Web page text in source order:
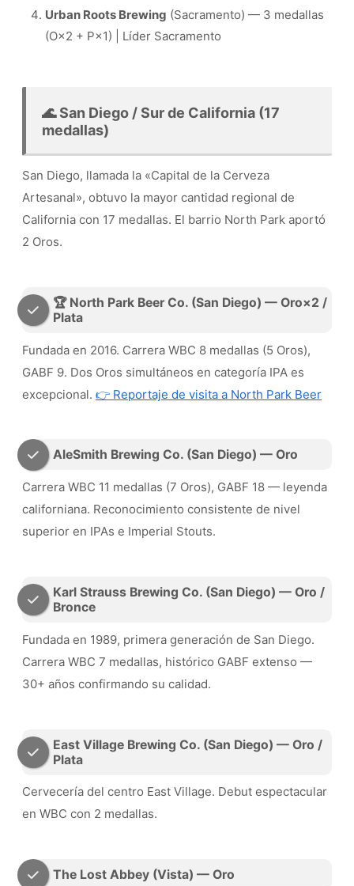
Urban Roots Brewing (Sacramento) — 3 medallas
(O×2 + P×1) | Líder Sacramento
🌊 San Diego / Sur de California (17
medallas)
San Diego, llamada la «Capital de la Cerveza
Artesanal», obtuvo la mayor cantidad regional de
California con 17 medallas. El barrio North Park aportó
2 Oros.
🏆 North Park Beer Co. (San Diego) — Oro×2 /
Plata
Fundada en 2016. Carrera WBC 8 medallas (5 Oros),
GABF 9. Dos Oros simultáneos en categoría IPA es
excepcional. 👉 Reportaje de visita a North Park Beer
AleSmith Brewing Co. (San Diego) — Oro
Carrera WBC 11 medallas (7 Oros), GABF 18 — leyenda
californiana. Reconocimiento consistente de nivel
superior en IPAs e Imperial Stouts.
Karl Strauss Brewing Co. (San Diego) — Oro /
Bronce
Fundada en 1989, primera generación de San Diego.
Carrera WBC 7 medallas, histórico GABF extenso —
30+ años confirmando su calidad.
East Village Brewing Co. (San Diego) — Oro /
Plata
Cervecería del centro East Village. Debut espectacular
en WBC con 2 medallas.
The Lost Abbey (Vista) — Oro